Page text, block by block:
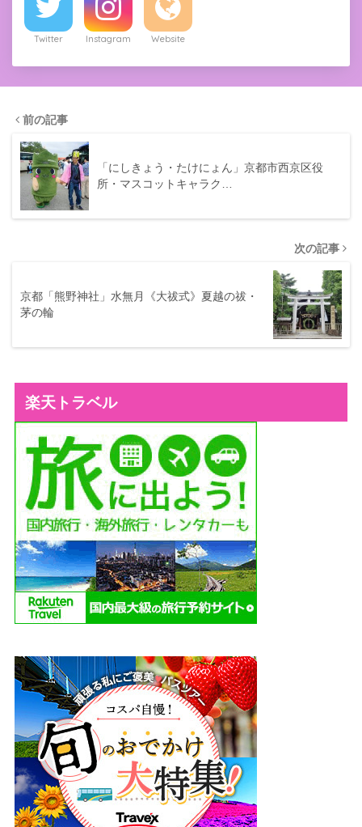
Twitter Instagram Website
前の記事
「にしきょう・たけにょん」京都市西京区役
所・マスコットキャラク…
次の記事
京都「熊野神社」水無月《大祓式》夏越の祓・
茅の輪
楽天トラベル